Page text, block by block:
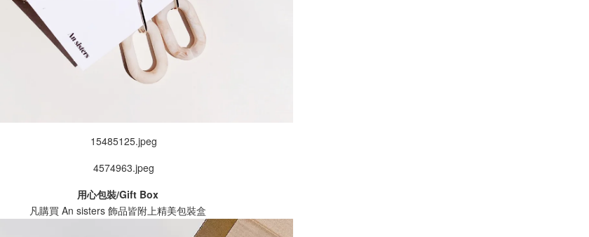
用心包裝/Gift Box
凡購買 An sisters 飾品皆附上精美包裝盒